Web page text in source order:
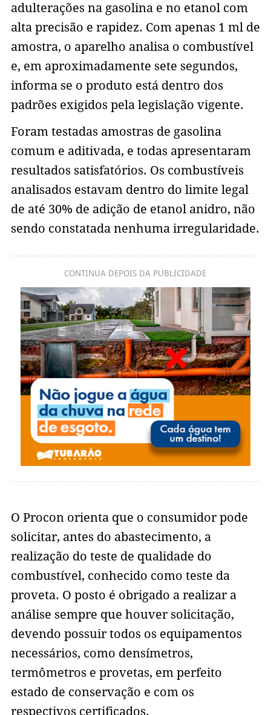
adulterações na gasolina e no etanol com
alta precisão e rapidez. Com apenas 1 ml de
amostra, o aparelho analisa o combustível
e, em aproximadamente sete segundos,
informa se o produto está dentro dos
padrões exigidos pela legislação vigente.
Foram testadas amostras de gasolina
comum e aditivada, e todas apresentaram
resultados satisfatórios. Os combustíveis
analisados estavam dentro do limite legal
de até 30% de adição de etanol anidro, não
sendo constatada nenhuma irregularidade.
CONTINUA DEPOIS DA PUBLICIDADE
O Procon orienta que o consumidor pode
solicitar, antes do abastecimento, a
realização do teste de qualidade do
combustível, conhecido como teste da
proveta. O posto é obrigado a realizar a
análise sempre que houver solicitação,
devendo possuir todos os equipamentos
necessários, como densímetros,
termômetros e provetas, em perfeito
estado de conservação e com os
respectivos certificados.